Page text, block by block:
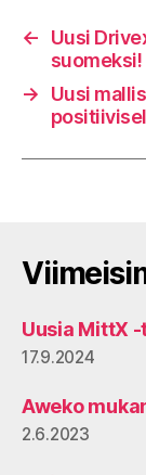
←
Uusi
suomeksi!
→
Uusi
Uusia MittX
17.9.2024
Aweko
2.6.2023